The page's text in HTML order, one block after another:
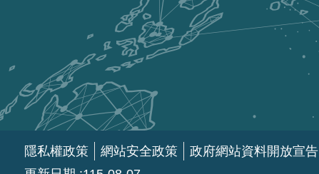
隱私權政策 網站安全政策 政府網站資料開放宣告